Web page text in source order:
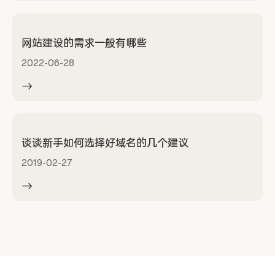
网站建设的需求一般有哪些
2022-06-28
谈谈新手如何选择好域名的几个建议
2019-02-27